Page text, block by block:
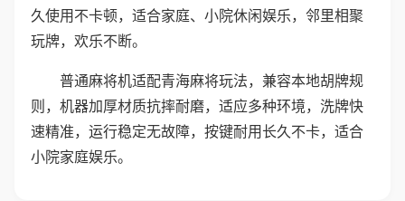
久使用不卡顿，适合家庭、小院休闲娱乐，邻里相聚
玩牌，欢乐不断。
普通麻将机适配青海麻将玩法，兼容本地胡牌规
则，机器加厚材质抗摔耐磨，适应多种环境，洗牌快
速精准，运行稳定无故障，按键耐用长久不卡，适合
小院家庭娱乐。